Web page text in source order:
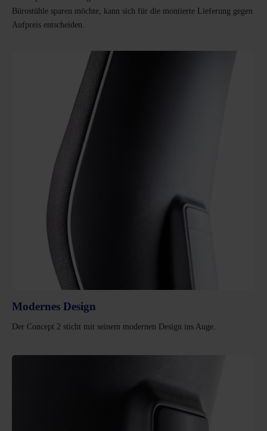
Bürostühle sparen möchte, kann sich für die montierte Lieferung gegen
Aufpreis entscheiden.
Modernes Design
Der Concept 2 sticht mit seinem modernen Design ins Auge.